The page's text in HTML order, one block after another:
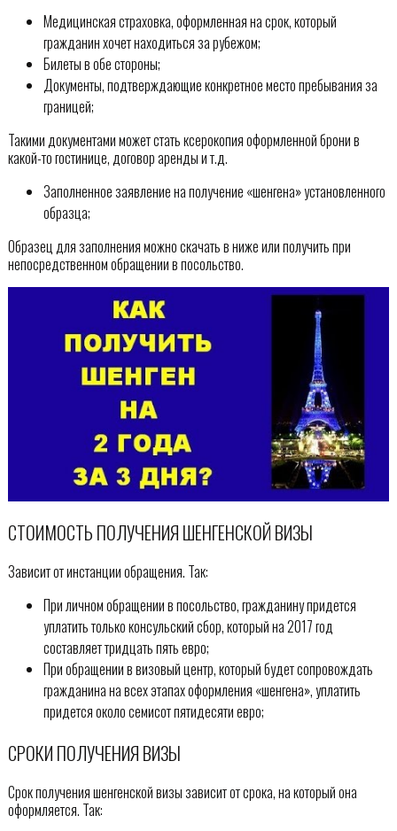
Медицинская страховка, оформленная на срок, который
гражданин хочет находиться за рубежом;
Билеты в обе стороны;
Документы, подтверждающие конкретное место пребывания за
границей;
Такими документами может стать ксерокопия оформленной брони в
какой-то гостинице, договор аренды и т.д.
Заполненное заявление на получение «шенгена» установленного
образца;
Образец для заполнения можно скачать в ниже или получить при
непосредственном обращении в посольство.
СТОИМОСТЬ ПОЛУЧЕНИЯ ШЕНГЕНСКОЙ ВИЗЫ
Зависит от инстанции обращения. Так:
При личном обращении в посольство, гражданину придется
уплатить только консульский сбор, который на 2017 год
составляет тридцать пять евро;
При обращении в визовый центр, который будет сопровождать
гражданина на всех этапах оформления «шенгена», уплатить
придется около семисот пятидесяти евро;
СРОКИ ПОЛУЧЕНИЯ ВИЗЫ
Срок получения шенгенской визы зависит от срока, на который она
оформляется. Так: